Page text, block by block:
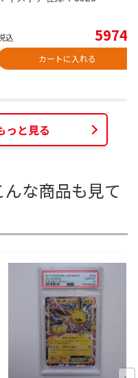
込 5974
カートに入れる
っと見る
な商品も見て